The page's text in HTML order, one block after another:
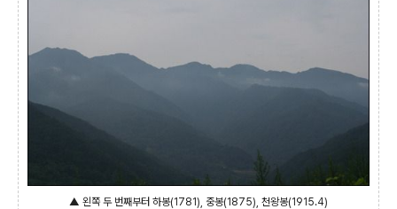
▲ 왼쪽 두 번째부터 하봉(1781), 중봉(1875), 천왕봉(1915.4)